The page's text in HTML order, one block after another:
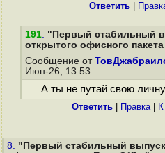
Ответить
191. "Первый стабильный
открытого офисного
Сообщение от
Июн-26, 13:53
А ты не путай свою
Ответить Правка|
8. "Первый стабильный